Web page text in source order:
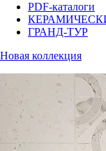
PDF-каталоги
ГРАНД-ТУР
Новая коллекция